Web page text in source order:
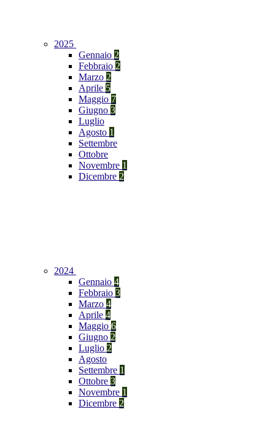
2025
Gennaio 2
Febbraio 2
Marzo 2
Aprile 5
Maggio 7
Giugno 3
Luglio
Agosto 1
Settembre
Ottobre
Novembre 1
Dicembre 2
2024
Gennaio 4
Febbraio 3
Marzo 4
Aprile 4
Maggio 6
Giugno 2
Luglio 2
Agosto
Settembre 1
Ottobre 3
Novembre 1
Dicembre 2